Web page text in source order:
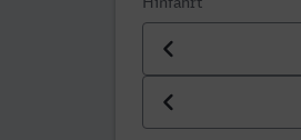
Datum der Hinfahrt
Uhrzeit der Hinfahrt